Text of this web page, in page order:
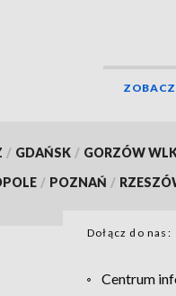
ZOBACZ
/ GDAŃSK / GORZÓW
/ POZNAŃ /
Dołącz do nas:
Centrum